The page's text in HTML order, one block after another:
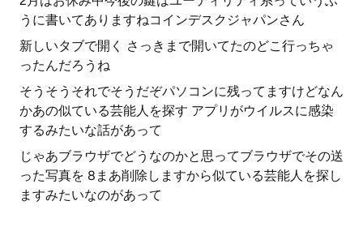
うに書いてありますねコインデスクジャパンさん
新しいタブで開く さっきまで開いてたのどこ行っちゃ
ったんだろうね
そうそうそれでそうだぞパソコンに残ってますけどなん
かあの似ている芸能人を探す アプリがウイルスに感染
するみたいな話があって
じゃあブラウザでどうなのかと思ってブラウザでその送
った写真を 8まあ削除しますから似ている芸能人を探し
ますみたいなのがあって